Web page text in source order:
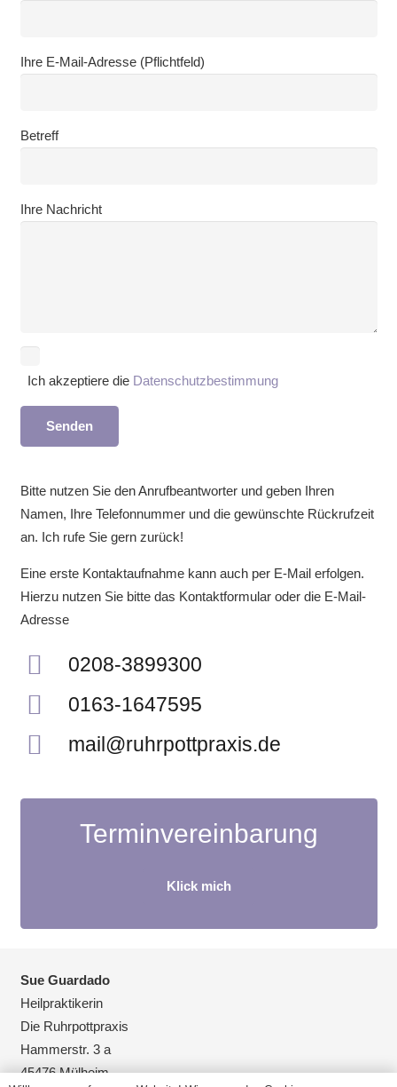
Ihre E-Mail-Adresse (Pflichtfeld)
Betreff
Ihre Nachricht
Ich akzeptiere die Datenschutzbestimmung
Bitte nutzen Sie den Anrufbeantworter und geben Ihren
Namen, Ihre Telefonnummer und die gewünschte Rückrufzeit
an. Ich rufe Sie gern zurück!
Eine erste Kontaktaufnahme kann auch per E-Mail erfolgen.
Hierzu nutzen Sie bitte das Kontaktformular oder die E-Mail-
Adresse
0208-3899300
0163-1647595
mail@ruhrpottpraxis.de
Terminvereinbarung
Klick mich
Sue Guardado
Heilpraktikerin
Die Ruhrpottpraxis
Hammerstr. 3 a
45476 Mülheim